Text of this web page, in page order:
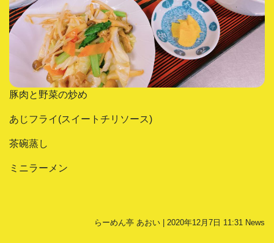
豚肉と野菜の炒め
あじフライ(スイートチリソース)
茶碗蒸し
ミニラーメン
らーめん亭 あおい | 2020年12月7日 11:31 News